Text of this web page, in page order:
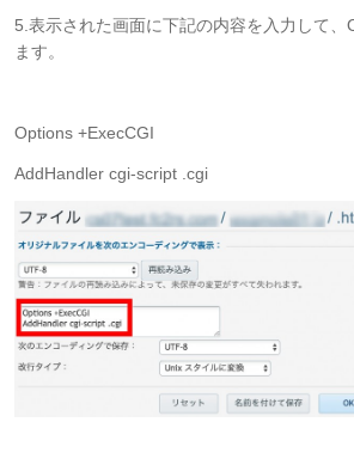
5.表示された画面に下記の内容を入力して、
ます。
Options +ExecCGI
AddHandler cgi-script .cgi